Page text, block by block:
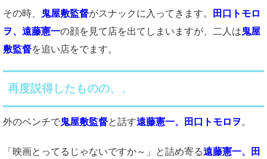
その時、 鬼屋敷監督がスナックに入ってきます。
田口トモロ
ヲ、遠藤憲一の顔を見て店を出てしまいますが、二人は鬼屋
敷監督を追い店をでます。
再度説得したものの、、
外のベンチで鬼屋敷監督と話す遠藤憲一、田口トモロヲ。
「映画とってるじゃないですか～」と詰め寄る遠藤憲一、田